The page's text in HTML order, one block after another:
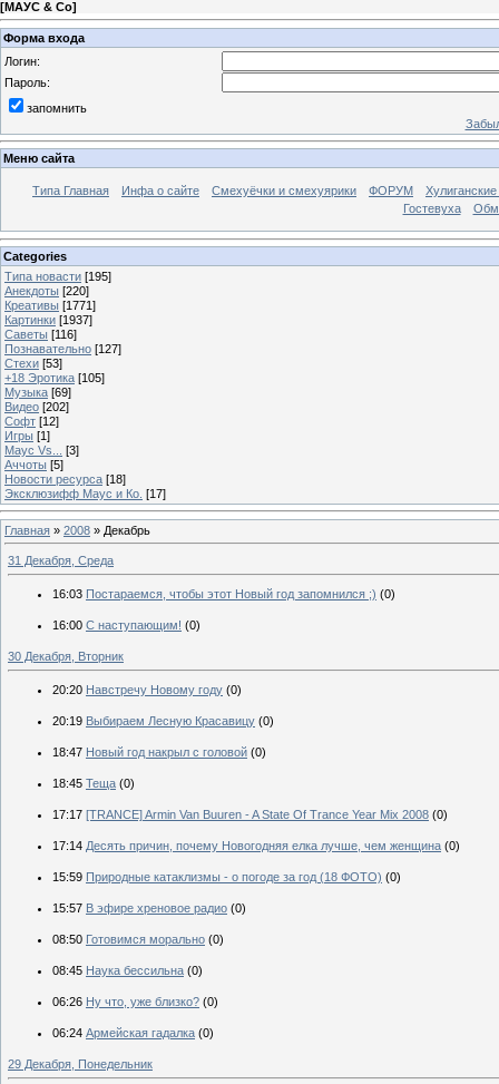
[МАУС & Со]
Форма входа
Логин:
Пароль:
запомнить
Меню сайта
Типа Главная Инфа о сайте Смехуёчки и смехуярики ФОРУМ
Гостевуха
Categories
Типа новасти [195]
Анекдоты [220]
Креативы [1771]
Картинки [1937]
Саветы [116]
Познавательно [127]
Стехи [53]
+18 Эротика [105]
Музыка [69]
Видео [202]
Софт [12]
Игры [1]
Маус Vs...
[3]
Аччоты [5]
Новости ресурса [18]
Эксклюзифф Маус и Ко. [17]
Главная » 2008 » Декабрь
31 Декабря, Среда
16:03 Постараемся, чтобы этот Новый год запомнился ;) (0)
16:00 С наступающим! (0)
30 Декабря, Вторник
20:20 Навстречу Новому году (0)
20:19 Выбираем Лесную Красавицу (0)
18:47 Новый год накрыл с головой (0)
18:45 Теща (0)
17:17 [TRANCE] Armin Van Buuren - A State Of Trance Year Mix 2008 (0)
17:14 Десять причин, почему Новогодняя елка лучше, чем женщина (0)
15:59 Природные катаклизмы - о погоде за год (18 ФОТО) (0)
15:57 В эфире хреновое радио (0)
08:50 Готовимся морально (0)
08:45 Наука бессильна (0)
06:26 Ну что, уже близко? (0)
06:24 Армейская гадалка (0)
29 Декабря, Понедельник